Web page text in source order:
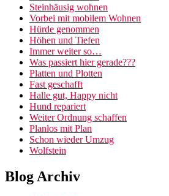
Steinhäusig wohnen
Vorbei mit mobilem Wohnen
Hürde genommen
Höhen und Tiefen
Immer weiter so…
Was passiert hier gerade???
Platten und Plotten
Fast geschafft
Halle gut, Happy nicht
Hund repariert
Weiter Ordnung schaffen
Planlos mit Plan
Schon wieder Umzug
Wolfstein
Blog Archiv